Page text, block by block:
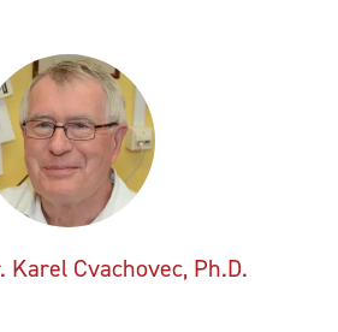
Karel Cvachovec, Ph.D.